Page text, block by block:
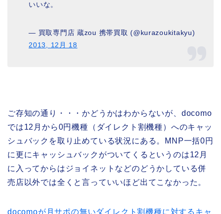
いいな。
— 買取専門店 蔵zou 携帯買取 (@kurazoukitakyu)
2013, 12月 18
ご存知の通り・・・かどうかはわからないが、docomo
では12月から0円機種（ダイレクト割機種）へのキャッ
シュバックを取り止めている状況にある。MNP一括0円
に更にキャッシュバックがついてくるというのは12月
に入ってからはジョイネットなどのどうかしている併
売店以外では全くと言っていいほど出てこなかった。
docomoが月サポの無いダイレクト割機種に対するキャ